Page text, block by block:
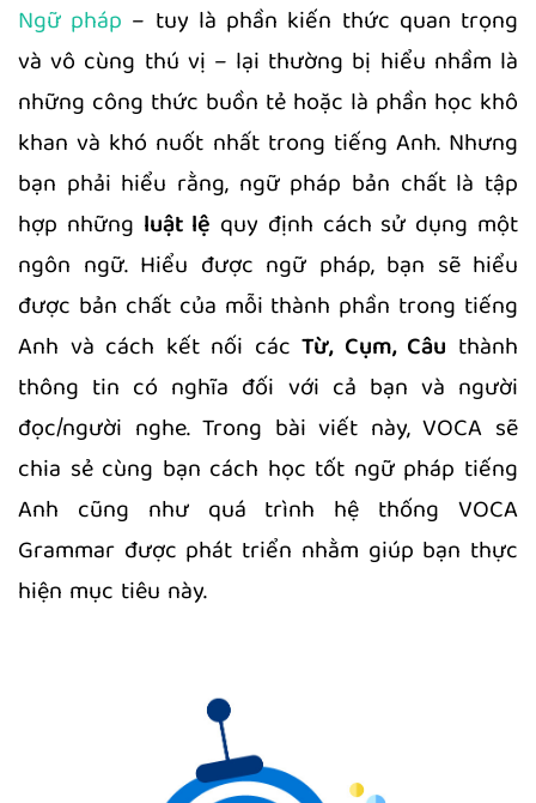
Ngữ pháp – tuy là phần kiến thức quan trọng
và vô cùng thú vị – lại thường bị hiểu nhầm là
những công thức buồn tẻ hoặc là phần học khô
khan và khó nuốt nhất trong tiếng Anh. Nhưng
bạn phải hiểu rằng, ngữ pháp bản chất là tập
hợp những luật lệ quy định cách sử dụng một
ngôn ngữ. Hiểu được ngữ pháp, bạn sẽ hiểu
được bản chất của mỗi thành phần trong tiếng
Anh và cách kết nối cácTừ, Cụm, Câu thành
thông tin có nghĩa đối với cả bạn và người
đọc/người nghe. Trong bài viết này, VOCA sẽ
chia sẻ cùng bạn cách học tốt ngữ pháp tiếng
Anh cũng như quá trình hệ thống VOCA
Grammar được phát triển nhằm giúp bạn thực
hiện mục tiêu này.